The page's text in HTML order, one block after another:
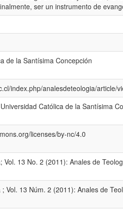
ser un instrumento de
de la Santísima Concepción
index.php/analesdeteologia/article/
Católica de la Santísima
licenses/by-nc/4.0
Vol. 13 No. 2 (2011): Anales de
Vol. 13 Núm. 2 (2011): Anales de